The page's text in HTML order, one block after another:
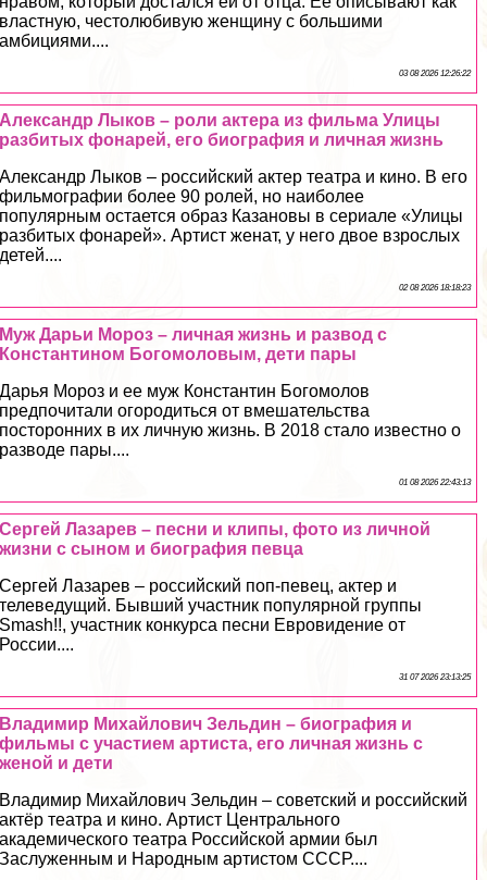
властную, честолюбивую женщину с большими
амбициями....
03 08 2026 12:26:22
Александр Лыков – роли актера из фильма Улицы
разбитых фонарей, его биография и личная жизнь
Александр Лыков – российский актер театра и кино. В его
фильмографии более 90 ролей, но наиболее
популярным остается образ Казановы в сериале «Улицы
разбитых фонарей». Артист женат, у него двое взрослых
детей....
02 08 2026 18:18:23
Муж Дарьи Мороз – личная жизнь и развод с
Константином Богомоловым, дети пары
Дарья Мороз и ее муж Константин Богомолов
предпочитали огородиться от вмешательства
посторонних в их личную жизнь. В 2018 стало известно о
разводе пары....
01 08 2026 22:43:13
Сергeй Лазарев – песни и клипы, фото из личной
жизни с сыном и биография певца
Сергeй Лазарев – российский поп-певец, актер и
телеведущий. Бывший участник популярной группы
Smash!!, участник конкурса песни Евровидение от
России....
31 07 2026 23:13:25
Владимир Михайлович Зельдин – биография и
фильмы с участием артиста, его личная жизнь с
женой и дети
Владимир Михайлович Зельдин – советский и российский
актёр театра и кино. Артист Центрального
академического театра Российской армии был
Заслуженным и Народным артистом СССР....